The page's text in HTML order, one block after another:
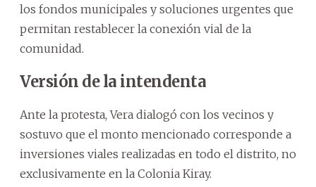
los fondos municipales y soluciones urgentes que
permitan restablecer la conexión vial de la
comunidad.
Versión de la intendenta
Ante la protesta, Vera dialogó con los vecinos y
sostuvo que el monto mencionado corresponde a
inversiones viales realizadas en todo el distrito, no
exclusivamente en la Colonia Kiray.